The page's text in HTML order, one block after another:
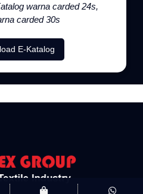
warna carded 24s,
carded 30s
E-Katalog